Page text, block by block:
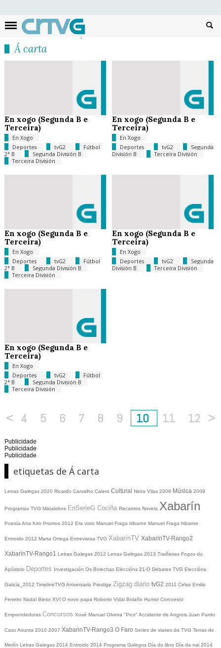
Á carta
En xogo (Segunda B e
Terceira)
En Xogo
Deportes
tvG2
Fútbol
2ª B
Segunda División B
Terceira División
En xogo (Segunda B e
Terceira)
En Xogo
Deportes
tvG2
Segunda
División B
Terceira División
En xogo (Segunda B e
Terceira)
En Xogo
Deportes
tvG2
Fútbol
2ª B
Segunda División B
Terceira División
En xogo (Segunda B e
Terceira)
En Xogo
Deportes
tvG2
Segunda
División B
Terceira División
En xogo (Segunda B e
Terceira)
En Xogo
Deportes
tvG2
Fútbol
2ª B
Segunda División B
Terceira División
< 4 5 6 7 8 9 10 11 12 >
Publicidade
Publicidade
Publicidade
etiquetas de Á carta
Letras Galegas 2020 Ricardo Carvalho Calero Cultural Neira Vilas 2006 Música 2009
Programas TVG Matalobos EnSerieG Cociña Recantos Novela Xabarín
Poesía Ana Kiro Promos 2012 Era visto Manuel Fraga Iribarne Manuel Fraga Iribarne
Entroido 2012 Marta Ortega Entrevistas TVG XabarínTV XabarinTV-Rango2
XabarinTV-Rango1 Letras Galegas 2012 Letras Galegas 2013 Traiñeiras Fogos do
Apóstolo Deportes Investigación Os Bolechas Eleccións 21-O Debates TVG Eleccións
Galicia_2012 TimelineTVG Aniversario Prestige Zigzag diario tvG2 2011 Celso Emilio
Ferreiro Nadal Bieito XVI O novo papa Roberto Vidal Bolaño Humor Corcoesto
Emprendedoras Concursos Xosé Manuel Olveira "Pico" Accidente de Angrois Juan Pardo
Caso Asunta 2010 2007 XabarinTV-Rango3 O Faro Series de viaxes da TVG Terras de
Merlín Letras Galegas 2014 Entroido 2014 Programa Galegos Día do libro Día da nai 2014